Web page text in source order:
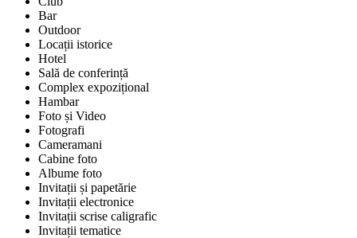
Bar
Outdoor
Locații istorice
Hotel
Sală de conferință
Complex expozițional
Hambar
Foto și Video
Fotografi
Cameramani
Cabine foto
Albume foto
Invitații și papetărie
Invitații electronice
Invitații scrise caligrafic
Invitații tematice